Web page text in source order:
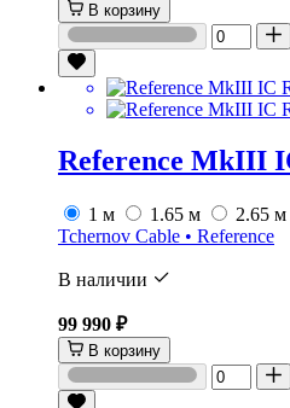
В корзину
Reference MkIII
1 м 1.65 м 2.65 м
Tchernov Cable • Reference
В наличии
99 990 ₽
В корзину